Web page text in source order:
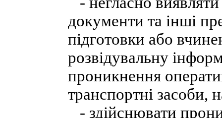
документи та інші
підготовки або
розвідувальну
проникнення
транспортні засоби,
- здійснювати